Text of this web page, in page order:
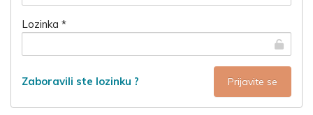
Lozinka *
Zaboravili ste lozinku ?